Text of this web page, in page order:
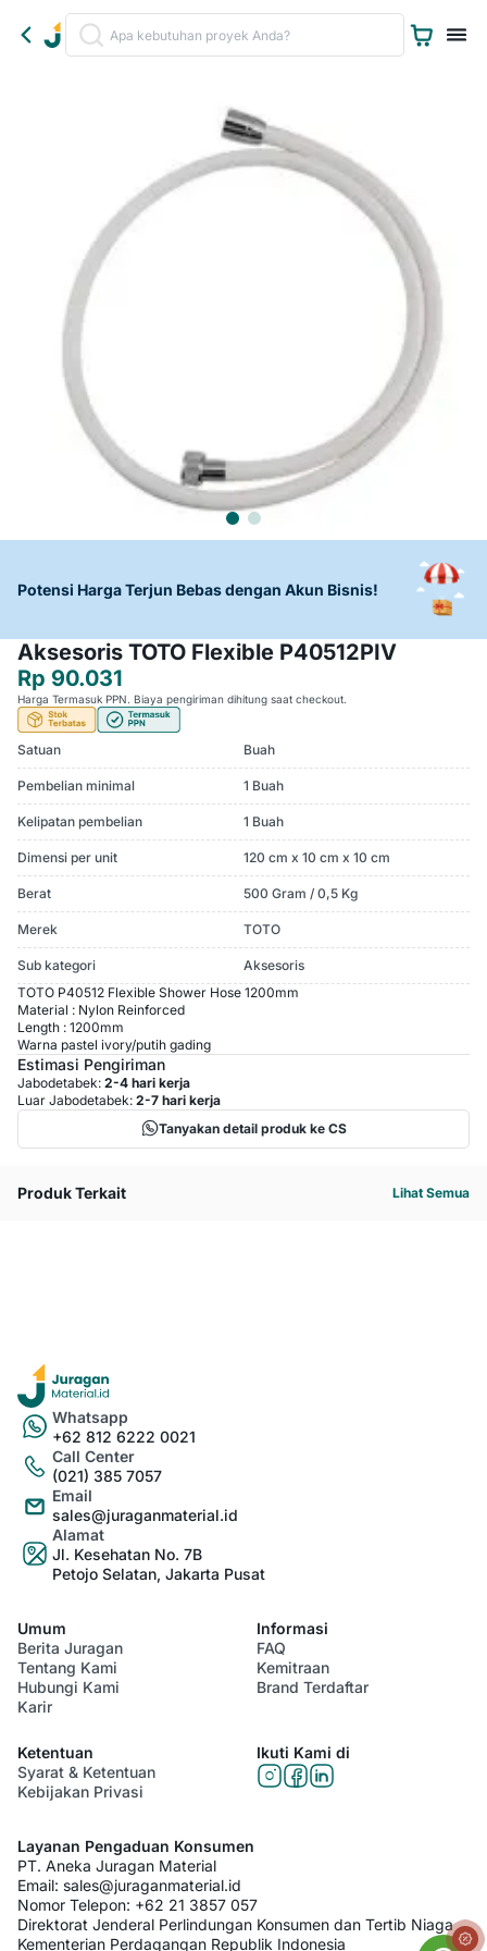
Potensi Harga Terjun Bebas dengan Akun Bisnis!
Aksesoris TOTO Flexible P40512PIV
Rp 90.031
Harga Termasuk PPN. Biaya pengiriman dihitung saat checkout.
Satuan Buah
Pembelian minimal 1 Buah
Kelipatan pembelian 1 Buah
Dimensi per unit 120 cm x 10 cm x 10 cm
Berat 500 Gram / 0,5 Kg
Merek TOTO
Sub kategori
Aksesoris
TOTO P40512 Flexible Shower Hose 1200mm
Material : Nylon Reinforced
Length : 1200mm
Warna pastel ivory/putih gading
Estimasi Pengiriman
Jabodetabek: 2-4 hari kerja
Luar Jabodetabek: 2-7 hari kerja
Tanyakan detail produk ke CS
Produk Terkait Lihat Semua
Whatsapp
+62 812 6222 0021
Call Center
(021) 385 7057
Email
sales@juraganmaterial.id
Alamat
Jl. Kesehatan No. 7B
Petojo Selatan, Jakarta Pusat
Umum
Berita Juragan
Tentang Kami
Hubungi Kami
Karir
Informasi
FAQ
Kemitraan
Brand Terdaftar
Ketentuan
Syarat & Ketentuan
Kebijakan Privasi
Ikuti Kami di
Layanan Pengaduan Konsumen
PT. Aneka Juragan Material
Email: sales@juraganmaterial.id
Nomor Telepon: +62 21 3857 057
Direktorat Jenderal Perlindungan Konsumen dan Tertib Niaga
Kementerian Perdagangan Republik Indonesia